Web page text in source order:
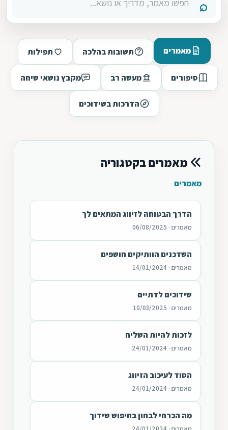
מאמרים תשובות בהלכה תפילות
סיפורים מעשה רב מקבץ נושאי שיחה
הדרכות בשידוכים
מאמרים בקטגוריה
מאמרים
הדרך הבטוחה לזיווג המתאים לך
מאמרים · 06/08/2025
השדכנים הוותיקים חושפים
מאמרים · 14/01/2024
שידוכים לדתיים
מאמרים · 10/03/2025
לזכות להיות השליח
מאמרים · 24/01/2024
הסוד לעיכוב הזיווג
מאמרים · 24/01/2024
מה הכרחי לבחון בחיפוש שידוך